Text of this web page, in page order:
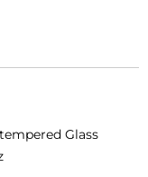
Glass